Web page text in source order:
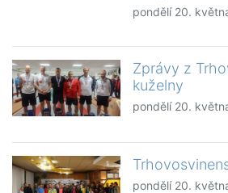
pondělí 20.
Zprávy z
kuželny
pondělí 20.
pondělí 20.